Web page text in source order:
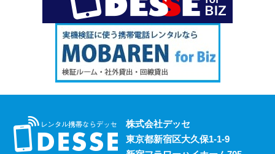
たりと不便な面も否めません。 それらの影響を受けず、
電波圏内ならいつでも快適にインターネットを楽しめるポ
ケットwifiをレンタルでお得にご利用いただけます。 ご希
望の際はお気軽にご相談ください。
レンタルスマホには通話・通信以外にも様々な利用方法が
あります。 例えば、スマホ用アプリの開発における実機
検証用にスマホのレンタルをお考えの際は、デッセまでご
相談ください。
株式会社デッセ
東京都新宿区大久保1-1-9